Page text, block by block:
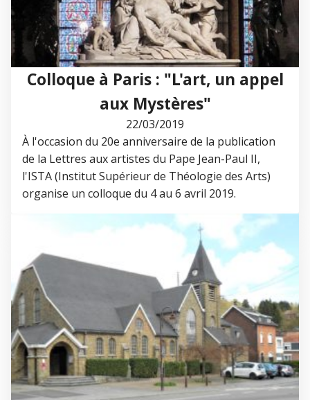
Colloque à Paris : "L'art, un appel
aux Mystères"
22/03/2019
À l'occasion du 20e anniversaire de la publication
de la Lettres aux artistes du Pape Jean-Paul II,
l'ISTA (Institut Supérieur de Théologie des Arts)
organise un colloque du 4 au 6 avril 2019.